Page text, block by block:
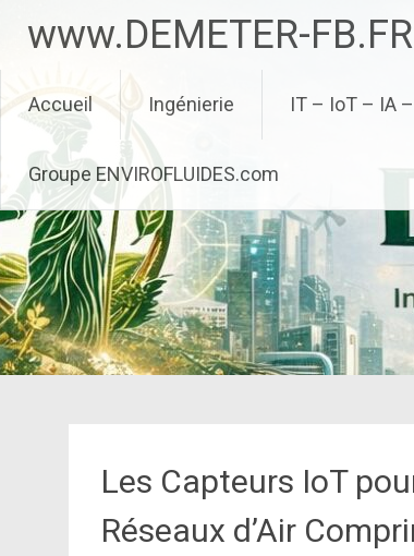
contenu
www.DEMETER-
Accueil Ingénierie IT – IoT – IA –
Groupe ENVIROFLUIDES.com
Les Capteurs IoT
Réseaux d’Air